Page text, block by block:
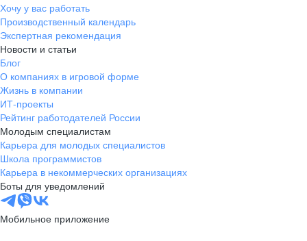
Хочу у вас работать
Производственный календарь
Экспертная рекомендация
Новости и статьи
Блог
О компаниях в игровой форме
Жизнь в компании
ИТ-проекты
Рейтинг работодателей России
Молодым специалистам
Карьера для молодых специалистов
Школа программистов
Карьера в некоммерческих организациях
Боты для уведомлений
Мобильное приложение